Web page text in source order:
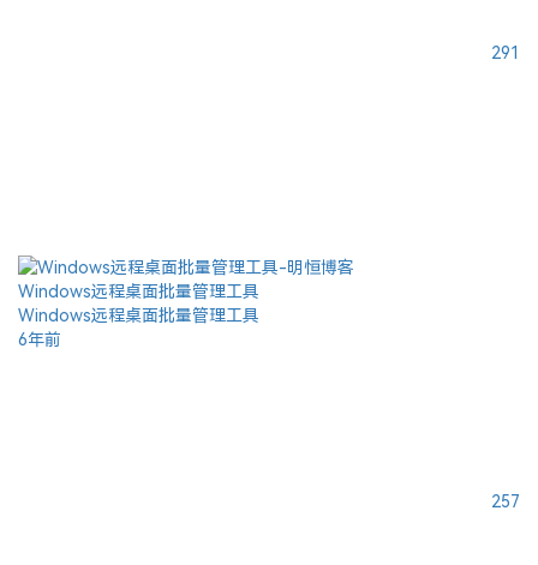
291
Windows远程桌面批量管理工具
Windows远程桌面批量管理工具
6年前
257